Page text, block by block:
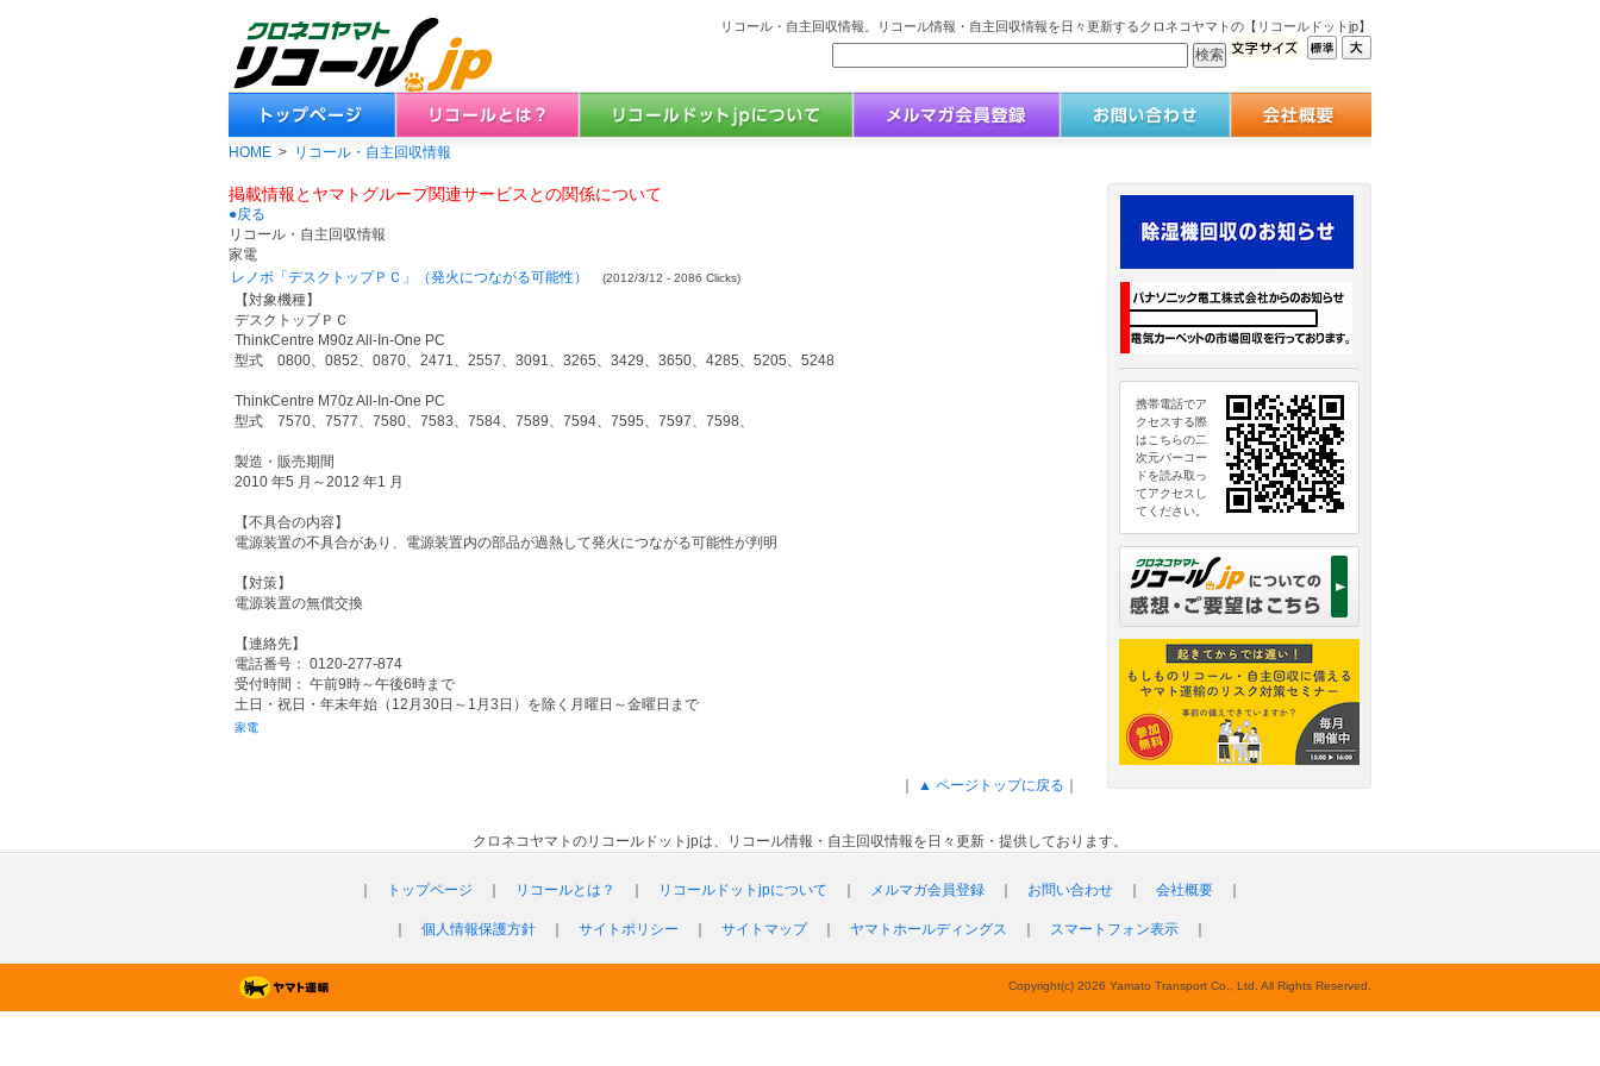
リコール・自主回収情報。リコール情報・自主回収情報を日々更新するクロネコヤマトの【リコールドットjp】
HOME > リコール・自主回収情報
掲載情報とヤマトグループ関連サービスとの関係について
●戻る
リコール・自主回収情報
家電
レノボ「デスクトップＰＣ」（発火につながる可能性）
(2012/3/12 - 2086 Clicks)
【対象機種】
デスクトップＰＣ
ThinkCentre M90z All-In-One PC
型式 0800、0852、0870、2471、2557、3091、3265、3429、3650、4285、5205、5248
ThinkCentre M70z All-In-One PC
型式 7570、7577、7580、7583、7584、7589、7594、7595、7597、7598、
製造・販売期間
2010 年5 月～2012 年1 月
【不具合の内容】
電源装置の不具合があり、電源装置内の部品が過熱して発火につながる可能性が判明
【対策】
電源装置の無償交換
【連絡先】
電話番号： 0120-277-874
受付時間： 午前9時～午後6時まで
土日・祝日・年末年始（12月30日～1月3日）を除く月曜日～金曜日まで
家電
▲ ページトップに戻る
携帯電話でア
クセスする際
はこちらの二
次元バーコー
ドを読み取っ
てアクセスし
てください。
クロネコヤマトのリコールドットjpは、リコール情報・自主回収情報を日々更新・提供しております。
トップページ リコールとは？ リコールドットjpについて メルマガ会員登録 お問い合わせ 会社概要
個人情報保護方針 サイトポリシー サイトマップ｜ ヤマトホールディングス スマートフォン表示
Copyright(c) 2026 Yamato Transport Co., Ltd. All Rights Reserved.